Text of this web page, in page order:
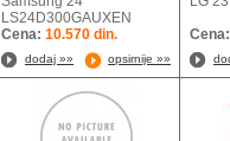
LS24D300GAUXEN
Cena: 10.570 din.
dodaj »» opsirnije »»